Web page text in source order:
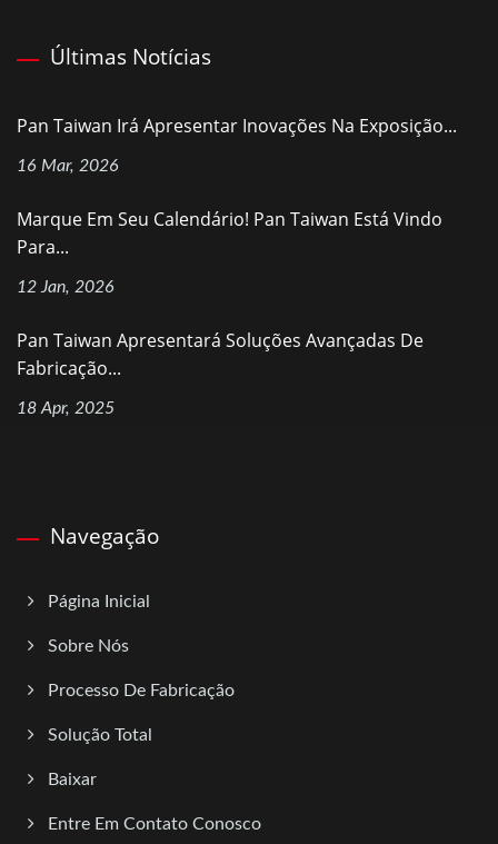
Últimas Notícias
Pan Taiwan Irá Apresentar Inovações Na Exposição...
16 Mar, 2026
Marque Em Seu Calendário! Pan Taiwan Está Vindo
Para...
12 Jan, 2026
Pan Taiwan Apresentará Soluções Avançadas De
Fabricação...
18 Apr, 2025
Navegação
Página Inicial
Sobre Nós
Processo De Fabricação
Solução Total
Baixar
Entre Em Contato Conosco